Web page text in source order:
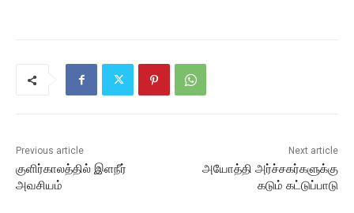
Previous article
குளிர்காலத்தில் இளநீர்
அவசியம்
Next article
அயோத்தி அர்ச்சகர்களுக்கு
கடும் கட்டுப்பாடு